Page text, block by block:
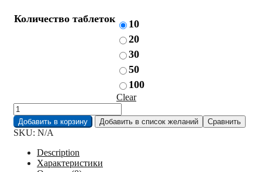
Количество таблеток
10
20
30
50
100
Clear
Тадарайз
40
Сиалис
quantity
Добавить в корзину Добавить в список желаний Сравнить
SKU: N/A
Description
Характеристики